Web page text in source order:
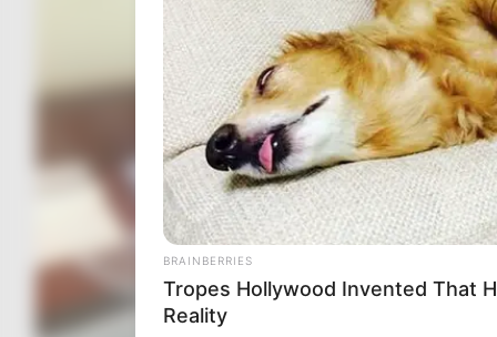
BRAINBERRIES
Tropes Hollywood Invented That
Reality